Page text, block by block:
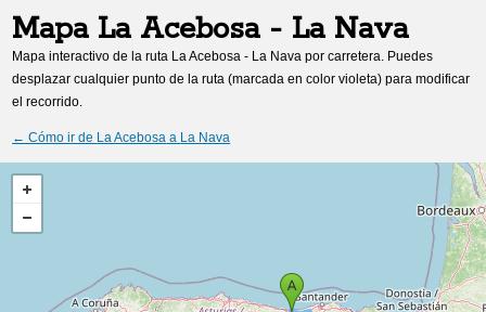
Mapa La Acebosa- La Nava
Mapa interactivo de la ruta La Acebosa - La Nava por carretera. Puedes
desplazar cualquier punto de la ruta (marcada en color violeta) para modificar
el recorrido.
← Cómo ir de La Acebosa a La Nava